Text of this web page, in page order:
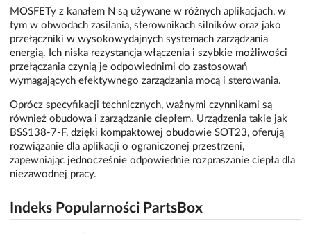
MOSFETy z kanałem N są używane w różnych aplikacjach, w
tym w obwodach zasilania, sterownikach silników oraz jako
przełączniki w wysokowydajnych systemach zarządzania
energią. Ich niska rezystancja włączenia i szybkie możliwości
przełączania czynią je odpowiednimi do zastosowań
wymagających efektywnego zarządzania mocą i sterowania.
Oprócz specyfikacji technicznych, ważnymi czynnikami są
również obudowa i zarządzanie ciepłem. Urządzenia takie jak
BSS138-7-F, dzięki kompaktowej obudowie SOT23, oferują
rozwiązanie dla aplikacji o ograniczonej przestrzeni,
zapewniając jednocześnie odpowiednie rozpraszanie ciepła dla
niezawodnej pracy.
Indeks Popularności PartsBox